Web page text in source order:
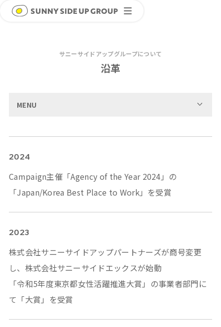
サニーサイドアップグループについて
沿革
MENU
2024
Campaign主催「Agency of the Year 2024」の
「Japan/Korea Best Place to Work」を受賞
2023
株式会社サニーサイドアップパートナーズが商号変更
し、株式会社サニーサイドエックスが始動
「令和5年度東京都女性活躍推進大賞」の事業者部門に
て「大賞」を受賞